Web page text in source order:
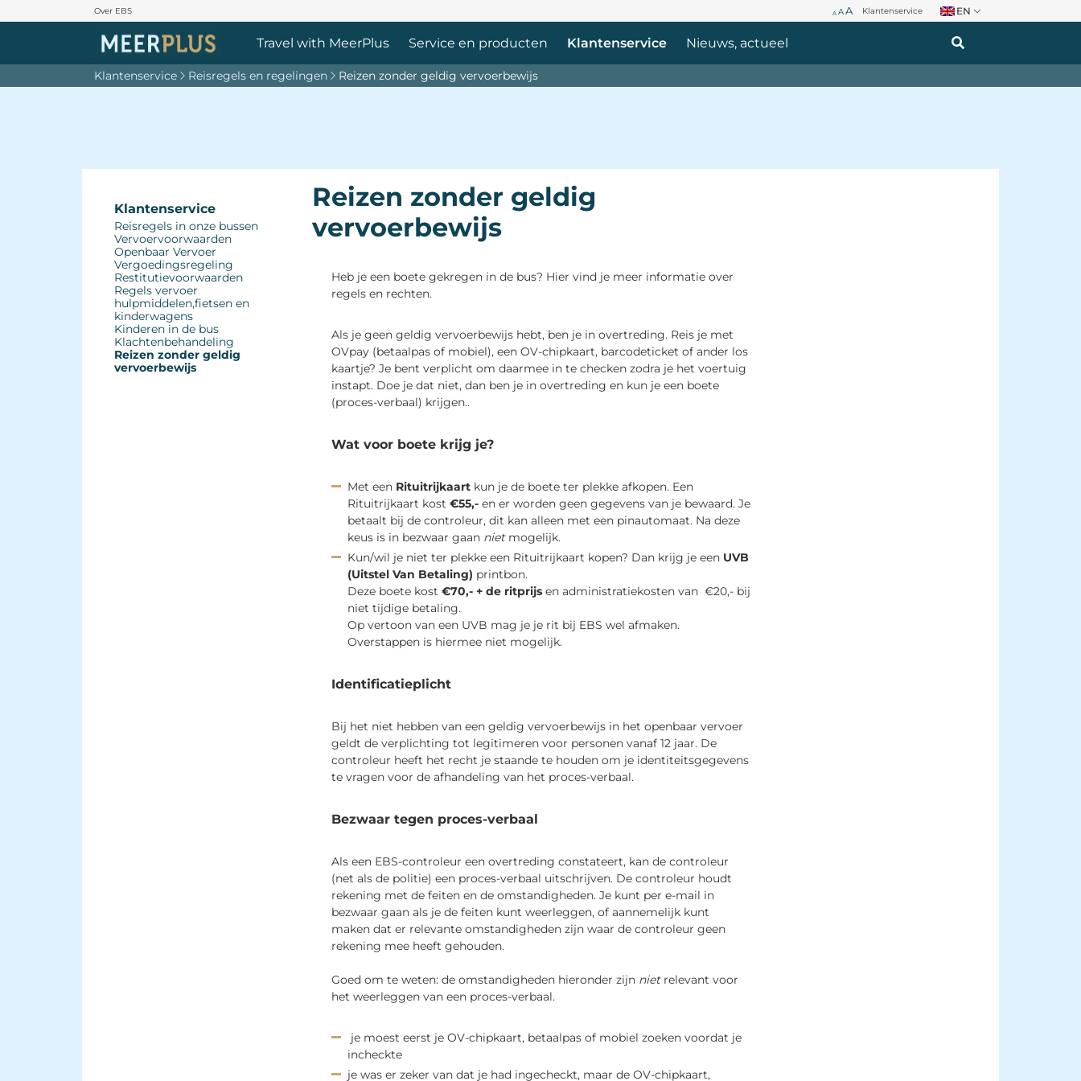
Over EBS A AA Klantenservice EN
Travel with MeerPlus Service en producten Klantenservice Nieuws, actueel
Klantenservice Reisregels en regelingen Reizen zonder geldig vervoerbewijs
Klantenservice
Reisregels in onze bussen
Vervoervoorwaarden
Openbaar Vervoer
Vergoedingsregeling
Restitutievoorwaarden
Regels vervoer
hulpmiddelen,fietsen en
kinderwagens
Kinderen in de bus
Klachtenbehandeling
Reizen zonder geldig
vervoerbewijs
Reizen zonder geldig
vervoerbewijs
Heb je een boete gekregen in de bus? Hier vind je meer informatie over
regels en rechten.
Als je geen geldig vervoerbewijs hebt, ben je in overtreding. Reis je met
OVpay (betaalpas of mobiel), een OV-chipkaart, barcodeticket of ander los
kaartje? Je bent verplicht om daarmee in te checken zodra je het voertuig
instapt. Doe je dat niet, dan ben je in overtreding en kun je een boete
(proces-verbaal) krijgen..
Wat voor boete krijg je?
Met een Rituitrijkaartkun je de boete ter plekke afkopen. Een
Rituitrijkaart kost €55,-en er worden geen gegevens van je bewaard. Je
betaalt bij de controleur, dit kan alleen met een pinautomaat. Na deze
keus is in bezwaar gaan nietmogelijk.
Kun/wil je niet ter plekke een Rituitrijkaart kopen? Dan krijg je een UVB
(Uitstel Van Betaling) printbon.
Deze boete kost €70,- + de ritprijs en administratiekosten van €20,- bij
niet tijdige betaling.
Op vertoon van een UVB mag je je rit bij EBS wel afmaken.
Overstappen is hiermee niet mogelijk.
Identificatieplicht
Bij het niet hebben van een geldig vervoerbewijs in het openbaar vervoer
geldt de verplichting tot legitimeren voor personen vanaf 12 jaar. De
controleur heeft het recht je staande te houden om je identiteitsgegevens
te vragen voor de afhandeling van het proces-verbaal.
Bezwaar tegen proces-verbaal
Als een EBS-controleur een overtreding constateert, kan de controleur
(net als de politie) een proces-verbaal uitschrijven. De controleur houdt
rekening met de feiten en de omstandigheden. Je kunt per e-mail in
bezwaar gaan als je de feiten kunt weerleggen, of aannemelijk kunt
maken dat er relevante omstandigheden zijn waar de controleur geen
rekening mee heeft gehouden.
Goed om te weten: de omstandigheden hieronder zijnniet relevant voor
het weerleggen van een proces-verbaal.
je moest eerst je OV-chipkaart, betaalpas of mobiel zoeken voordat je
incheckte
je was er zeker van dat je had ingecheckt, maar de OV-chipkaart,